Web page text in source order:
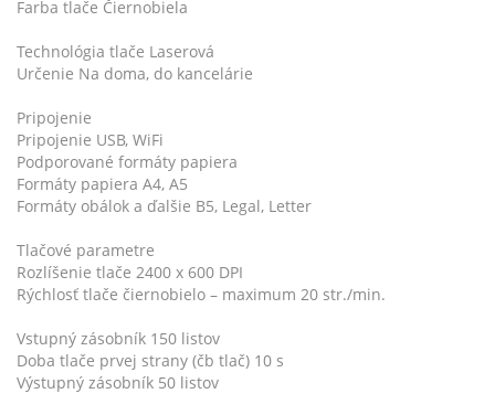
Farba tlače Čiernobiela
Technológia tlače Laserová
Určenie Na doma, do kancelárie
Pripojenie
Pripojenie USB, WiFi
Podporované formáty papiera
Formáty papiera A4, A5
Formáty obálok a ďalšie B5, Legal, Letter
Tlačové parametre
Rozlíšenie tlače 2400 x 600 DPI
Rýchlosť tlače čiernobielo – maximum 20 str./min.
Vstupný zásobník 150 listov
Doba tlače prvej strany (čb tlač) 10 s
Výstupný zásobník 50 listov